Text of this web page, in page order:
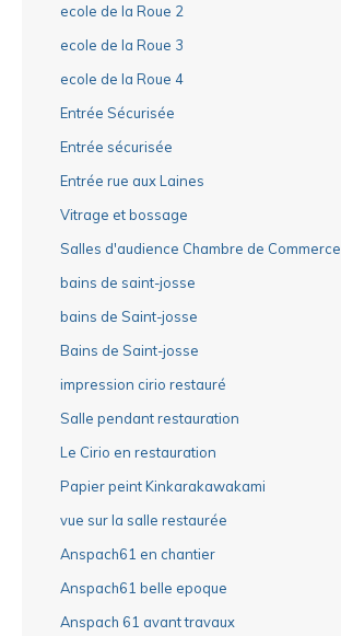
ecole de la Roue 2
ecole de la Roue 3
ecole de la Roue 4
Entrée Sécurisée
Entrée sécurisée
Entrée rue aux Laines
Vitrage et bossage
Salles d'audience Chambre de Commerce
bains de saint-josse
bains de Saint-josse
Bains de Saint-josse
impression cirio restauré
Salle pendant restauration
Le Cirio en restauration
Papier peint Kinkarakawakami
vue sur la salle restaurée
Anspach61 en chantier
Anspach61 belle epoque
Anspach 61 avant travaux